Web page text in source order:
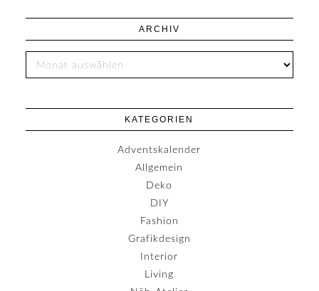
ARCHIV
KATEGORIEN
Adventskalender
Allgemein
Deko
DIY
Fashion
Grafikdesign
Interior
Living